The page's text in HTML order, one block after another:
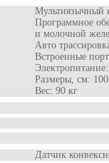
Мультиязычный
Программное
и молочной
Авто
Встроенные
Размеры, см:
Вес: 90 кг
Датчик